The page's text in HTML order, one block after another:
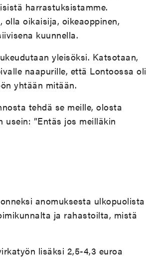
harrastuksistamme.
olla oikaisija, oikeaoppinen,
kuunnella.
yleisöksi. Katsotaan,
naapurille, että Lontoossa oli
yhtään mitään.
tehdä se meille, olosta
”Entäs jos meilläkin
anomuksesta ulkopuolista
ja rahastoilta, mistä
lisäksi 2,5-4,3 euroa